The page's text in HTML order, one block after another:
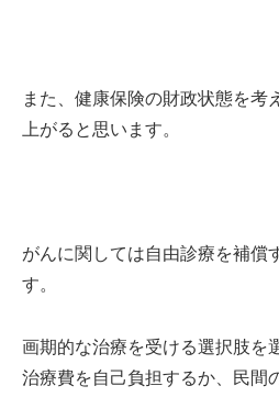
また、健康保険の財政状態を考
上がると思います。
がんに関しては自由診療を補償
す。
画期的な治療を受ける選択肢を
治療費を自己負担するか、民間